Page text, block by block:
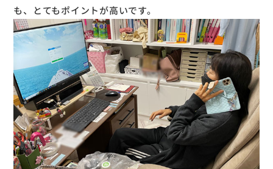
も、とてもポイントが高いです。